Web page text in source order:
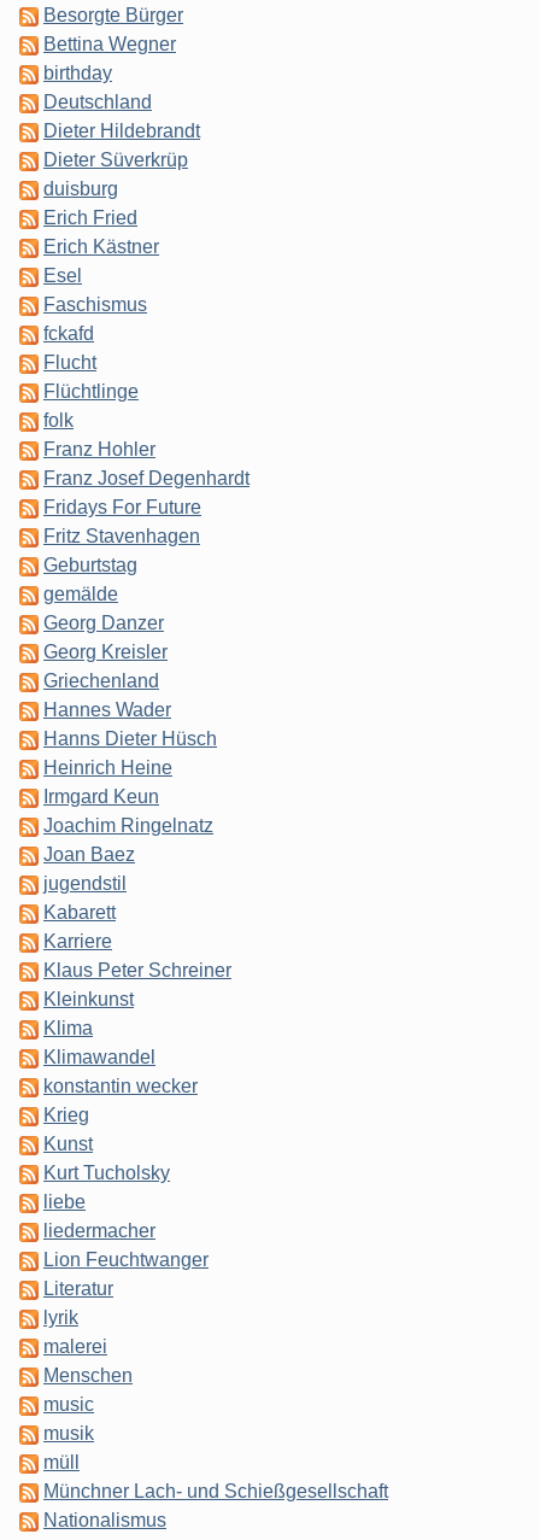
Besorgte Bürger
Bettina Wegner
birthday
Deutschland
Dieter Hildebrandt
Dieter Süverkrüp
duisburg
Erich Fried
Erich Kästner
Esel
Faschismus
fckafd
Flucht
Flüchtlinge
folk
Franz Hohler
Franz Josef Degenhardt
Fridays For Future
Fritz Stavenhagen
Geburtstag
gemälde
Georg Danzer
Georg Kreisler
Griechenland
Hannes Wader
Hanns Dieter Hüsch
Heinrich Heine
Irmgard Keun
Joachim Ringelnatz
Joan Baez
jugendstil
Kabarett
Karriere
Klaus Peter Schreiner
Kleinkunst
Klima
Klimawandel
konstantin wecker
Krieg
Kunst
Kurt Tucholsky
liebe
liedermacher
Lion Feuchtwanger
Literatur
lyrik
malerei
Menschen
music
musik
müll
Münchner Lach- und Schießgesellschaft
Nationalismus